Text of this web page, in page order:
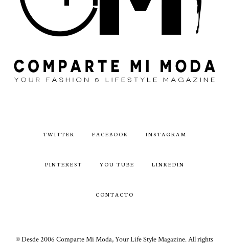
TWITTER FACEBOOK INSTAGRAM
PINTEREST YOU TUBE LINKEDIN
CONTACTO
© Desde 2006 Comparte Mi Moda, Your Life Style Magazine. All rights